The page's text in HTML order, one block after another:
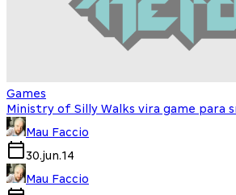
Games
Ministry of Silly Walks vira game para
Mau Faccio
30.jun.14
Mau Faccio